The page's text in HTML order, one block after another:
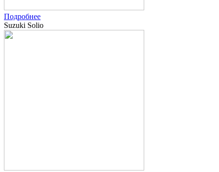
Подробнее
Suzuki Solio